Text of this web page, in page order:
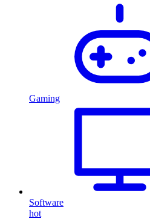
Gaming
Software
hot